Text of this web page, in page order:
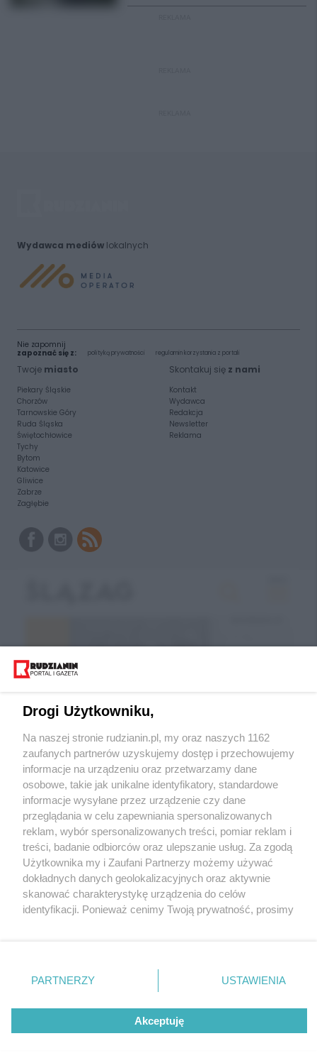
Wydawca mediówlokalnych
Nie zapomnij
zapoznać się z:
polityką prywatności regulamin korzystania z portali
Twoje miasto
Piekary Śląskie
Chorzów
Tarnowskie Góry
Ruda Śląska
Świętochłowice
Tychy
Bytom
Katowice
Gliwice
Zabrze
Zagłębie
Skontakuj się z nami
Kontakt
Wydawca
Redakcja
Newsletter
Reklama
Wróć do strony głównej
ślązag.pl
0%
Drogi Użytkowniku,
Na naszej stronie rudzianin.pl, my oraz naszych 1162
zaufanych partnerów uzyskujemy dostęp i przechowujemy
informacje na urządzeniu oraz przetwarzamy dane
osobowe, takie jak unikalne identyfikatory, standardowe
informacje wysyłane przez urządzenie czy dane
przeglądania w celu zapewniania spersonalizowanych
reklam, wybór spersonalizowanych treści, pomiar reklam i
treści, badanie odbiorców oraz ulepszanie usług. Za zgodą
Użytkownika my i Zaufani Partnerzy możemy używać
dokładnych danych geolokalizacyjnych oraz aktywnie
skanować charakterystykę urządzenia do celów
identyfikacji. Ponieważ cenimy Twoją prywatność, prosimy
prywatności znajdujący się w lewym dolnym rogu strony
. Niektóre rodzaje przetwarzania danych nie wymagają
zgody użytkownika, ale masz prawo sprzeciwić się
takiemu przetwarzaniu. Preferencje będą miały
zastosowania tylko na tej witrynie.
PARTNERZY USTAWIENIA
Akceptuję